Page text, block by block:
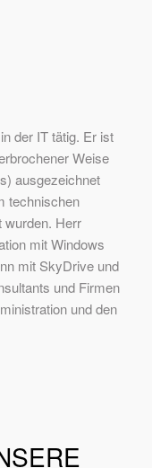
der IT tätig. Er ist
Weise
ausgezeichnet
technischen
wurden. Herr
mit Windows
mit SkyDrive und
und Firmen
und den